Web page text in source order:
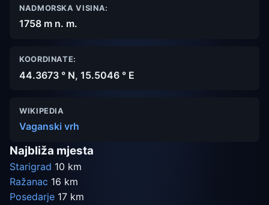
NADMORSKA VISINA:
1758 m n. m.
KOORDINATE:
44.3673 ° N, 15.5046 ° E
WIKIPEDIA
Vaganski vrh
Najbliža mjesta
Starigrad 10 km
Ražanac 16 km
Posedarje 17 km